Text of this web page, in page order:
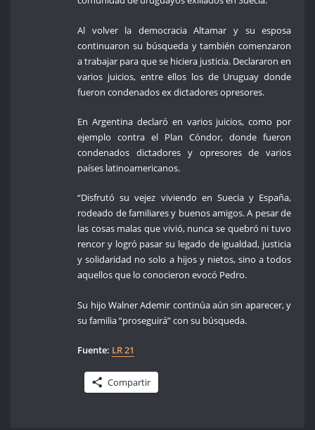
Al volver la democracia Altamar y su esposa
continuaron su búsqueda y también comenzaron
a trabajar para que se hiciera justicia. Declararon en
varios juicios, entre ellos los de Uruguay donde
fueron condenados ex dictadores opresores.
En Argentina declaró en varios juicios, como por
ejemplo contra el Plan Cóndor, donde fueron
condenados dictadores y opresores de varios
países latinoamericanos.
“Disfrutó su vejez viviendo en Suecia y España,
rodeado de familiares y buenos amigos. A pesar de
las cosas malas que vivió, nunca se quebró ni tuvo
rencor y logró pasar su legado de igualdad, justicia
y solidaridad no solo a hijos y nietos, sino a todos
aquellos que lo conocieron evocó Pedro.
Su hijo Walner Ademir continúa aún sin aparecer, y
su familia “proseguirá” con su búsqueda.
Fuente: LR 21
Compartir